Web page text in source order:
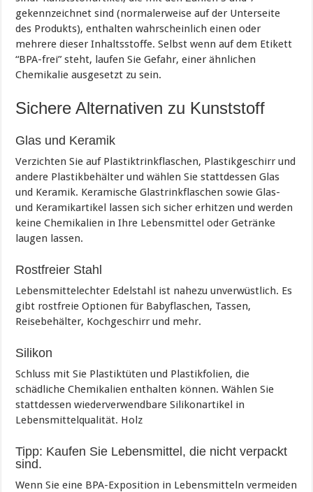
gekennzeichnet sind (normalerweise auf der Unterseite
des Produkts), enthalten wahrscheinlich einen oder
mehrere dieser Inhaltsstoffe. Selbst wenn auf dem Etikett
“BPA-frei” steht, laufen Sie Gefahr, einer ähnlichen
Chemikalie ausgesetzt zu sein.
Sichere Alternativen zu Kunststoff
Glas und Keramik
Verzichten Sie auf Plastiktrinkflaschen, Plastikgeschirr und
andere Plastikbehälter und wählen Sie stattdessen Glas
und Keramik. Keramische Glastrinkflaschen sowie Glas-
und Keramikartikel lassen sich sicher erhitzen und werden
keine Chemikalien in Ihre Lebensmittel oder Getränke
laugen lassen.
Rostfreier Stahl
Lebensmittelechter Edelstahl ist nahezu unverwüstlich. Es
gibt rostfreie Optionen für Babyflaschen, Tassen,
Reisebehälter, Kochgeschirr und mehr.
Silikon
Schluss mit Sie Plastiktüten und Plastikfolien, die
schädliche Chemikalien enthalten können. Wählen Sie
stattdessen wiederverwendbare Silikonartikel in
Lebensmittelqualität. Holz
Tipp: Kaufen Sie Lebensmittel, die nicht verpackt
sind.
Wenn Sie eine BPA-Exposition in Lebensmitteln vermeiden